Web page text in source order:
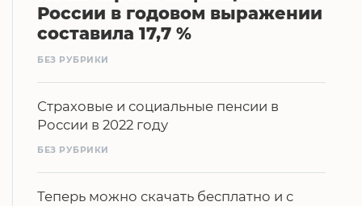
России в годовом выражении
составила 17,7 %
БЕЗ РУБРИКИ
Страховые и социальные пенсии в
России в 2022 году
БЕЗ РУБРИКИ
Теперь можно скачать бесплатно и с